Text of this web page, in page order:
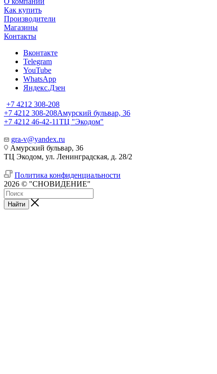
Как купить
Производители
Магазины
Контакты
Вконтакте
Telegram
YouTube
WhatsApp
Яндекс.Дзен
+7 4212 308-208
+7 4212 308-208Амурский бульвар, 36
+7 4212 46-42-11ТЦ "Экодом"
gra-v@yandex.ru
Амурский бульвар, 36
ТЦ Экодом, ул. Ленинградская, д. 28/2
Политика конфиденциальности
2026 © "СНОВИДЕНИЕ"
Найти